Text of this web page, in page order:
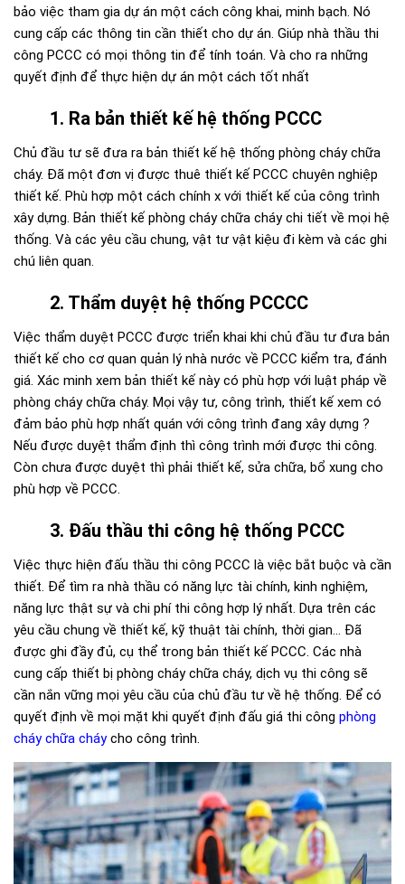
bảo việc tham gia dự án một cách công khai, minh bạch. Nó
cung cấp các thông tin cần thiết cho dự án. Giúp nhà thầu thi
công PCCC có mọi thông tin để tính toán. Và cho ra những
quyết định để thực hiện dự án một cách tốt nhất
1. Ra bản thiết kế hệ thống PCCC
Chủ đầu tư sẽ đưa ra bản thiết kế hệ thống phòng cháy chữa
cháy. Đã một đơn vị được thuê thiết kế PCCC chuyên nghiệp
thiết kế. Phù hợp một cách chính x với thiết kế của công trình
xây dựng. Bản thiết kế phòng cháy chữa cháy chi tiết về mọi hệ
thống. Và các yêu cầu chung, vật tư vật kiệu đi kèm và các ghi
chú liên quan.
2. Thẩm duyệt hệ thống PCCCC
Việc thẩm duyệt PCCC được triển khai khi chủ đầu tư đưa bản
thiết kế cho cơ quan quản lý nhà nước về PCCC kiểm tra, đánh
giá. Xác minh xem bản thiết kế này có phù hợp với luật pháp về
phòng cháy chữa cháy. Mọi vậy tư, công trình, thiết kế xem có
đảm bảo phù hợp nhất quán với công trình đang xây dựng ?
Nếu được duyệt thẩm định thì công trình mới được thi công.
Còn chưa được duyệt thì phải thiết kế, sửa chữa, bổ xung cho
phù hợp về PCCC.
3. Đấu thầu thi công hệ thống PCCC
Việc thực hiện đấu thầu thi công PCCC là việc bắt buộc và cần
thiết. Để tìm ra nhà thầu có năng lực tài chính, kinh nghiệm,
năng lực thật sự và chi phí thi công hợp lý nhất. Dựa trên các
yêu cầu chung về thiết kế, kỹ thuật tài chính, thời gian… Đã
được ghi đầy đủ, cụ thể trong bản thiết kế PCCC. Các nhà
cung cấp thiết bị phòng cháy chữa cháy, dịch vụ thi công sẽ
cần nắn vững mọi yêu cầu của chủ đầu tư về hệ thống. Để có
quyết định về mọi mặt khi quyết định đấu giá thi công phòng
cháy chữa cháycho công trình.